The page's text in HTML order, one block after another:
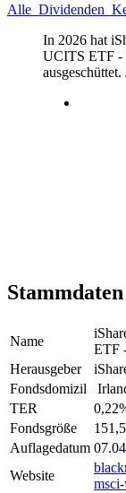
Alle Dividenden
In 2026 hat
UCITS ETF -
ausgeschüttet.
Stammdaten
Name
ETF
Herausgeber
Fondsdomizil
TER
0,22
Fondsgröße
Auflagedatum
Website